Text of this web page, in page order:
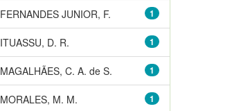
1
FERNANDES JUNIOR, F.
1
ITUASSU, D. R.
1
MAGALHÃES, C. A. de S.
1
MORALES, M. M.